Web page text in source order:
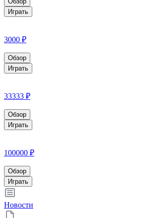
Играть
3000 ₽
Обзор
Играть
33333 ₽
Обзор
Играть
100000 ₽
Обзор
Играть
Новости